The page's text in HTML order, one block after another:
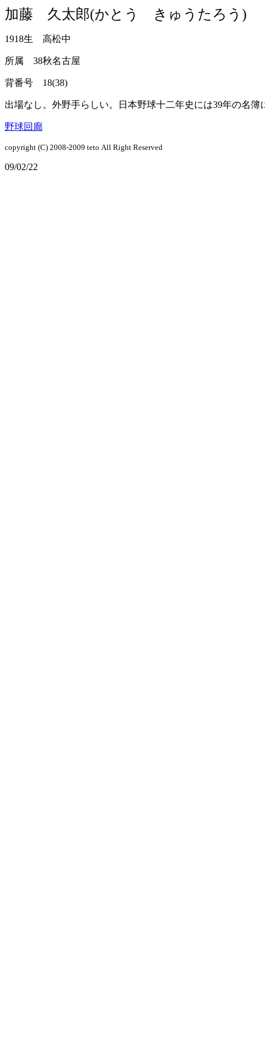
加藤 久太郎(かとう きゅうたろう)
1918生 高松中
所属 38秋名古屋
背番号 18(38)
出場なし。外野手らしい。日本野球十二年史には39年の名簿
野球回廊
copyright (C) 2008-2009 teto All Right Reserved
09/02/22